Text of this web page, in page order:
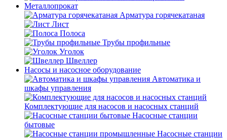
Металлопрокат
Арматура горячекатаная
Лист
Полоса
Трубы профильные
Уголок
Швеллер
Насосы и насосное оборудование
Автоматика и
шкафы управления
Комплектующие для насосов и насосных станций
Насосные станции
бытовые
Насосные станции